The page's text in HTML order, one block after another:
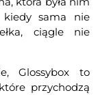
sama nie
ciągle nie
Glossybox to
przychodzą